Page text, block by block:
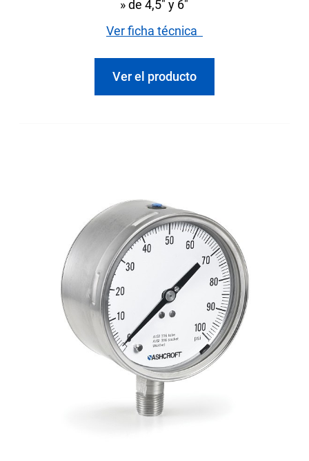
» de 4,5" y 6"
Ver ficha técnica
Ver el producto